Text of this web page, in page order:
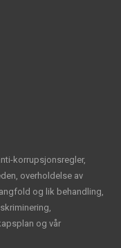
korrupsjonsregler,
overholdelse av
og lik behandling,
og vår